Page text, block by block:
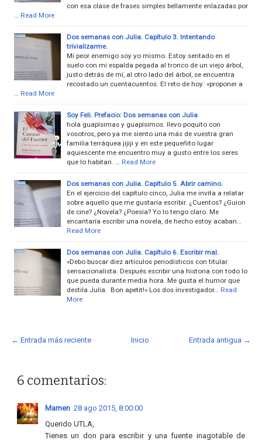
con esa clase de frases simples bellamente enlazadas por
Read More
Dos semanas con Julia. Capítulo 3. Intentando
trivializarme.
Mi peor enemigo soy yo mismo. Estoy sentado en el
suelo con mi espalda pegada al tronco de un viejo árbol,
justo detrás de mí, al otro lado del árbol, se encuentra
recostado un cuentacuentos. El reto de hoy: «proponer a
Read More
Soy Feli. Prefacio: Dos semanas con Julia
hola guapísimas y guapísimos. llevo poquito con
vosotros, pero ya me siento una más de vuestra gran
familia terráquea jijiji y en este pequeñito lugar
aquiescente me encuentro muy a gusto entre los seres
que lo habitan. …
Read More
Dos semanas con Julia. Capítulo 5. Abrir camino.
En el ejercicio del capítulo cinco, Julia me invita a relatar
sobre aquello que me gustaría escribir. ¿Cuentos? ¿Guion
de cine? ¿Novela? ¿Poesía? Yo lo tengo claro. Me
encantaría escribir una novela, de hecho estoy acaban…
Read More
Dos semanas con Julia. Capítulo 6. Escribir mal.
«Debo buscar diez artículos periodísticos con titular
sensacionalista. Después escribir una historia con todo lo
que pueda durante media hora. Me gusta el humor que
destila Julia. Bon apetit!» Los dos investigador…
Read
More
← Entrada más reciente Entrada antigua →
Inicio
6 comentarios:
Mamen 28 ago 2015, 8:00:00
Querido UTLA,
Tienes un don para escribir y una fuente inagotable de